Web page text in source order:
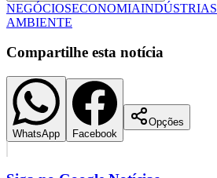
Flamengo
NEGÓCIOSECONOMIAINDÚSTRIAS
AMBIENTE
Compartilhe esta notícia
WhatsApp Facebook
Opções